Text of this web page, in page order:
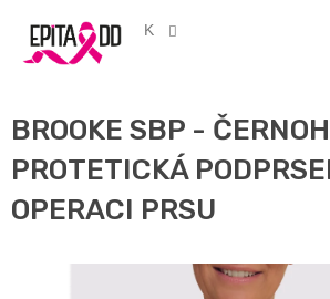
obsah
CZK
BROOKE SBP -
PROTETICKÁ
OPERACI PRSU